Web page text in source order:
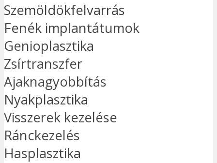
Szemöldökfelvarrás
Fenék implantátumok
Genioplasztika
Zsírtranszfer
Ajaknagyobbítás
Nyakplasztika
Visszerek kezelése
Ránckezelés
Hasplasztika